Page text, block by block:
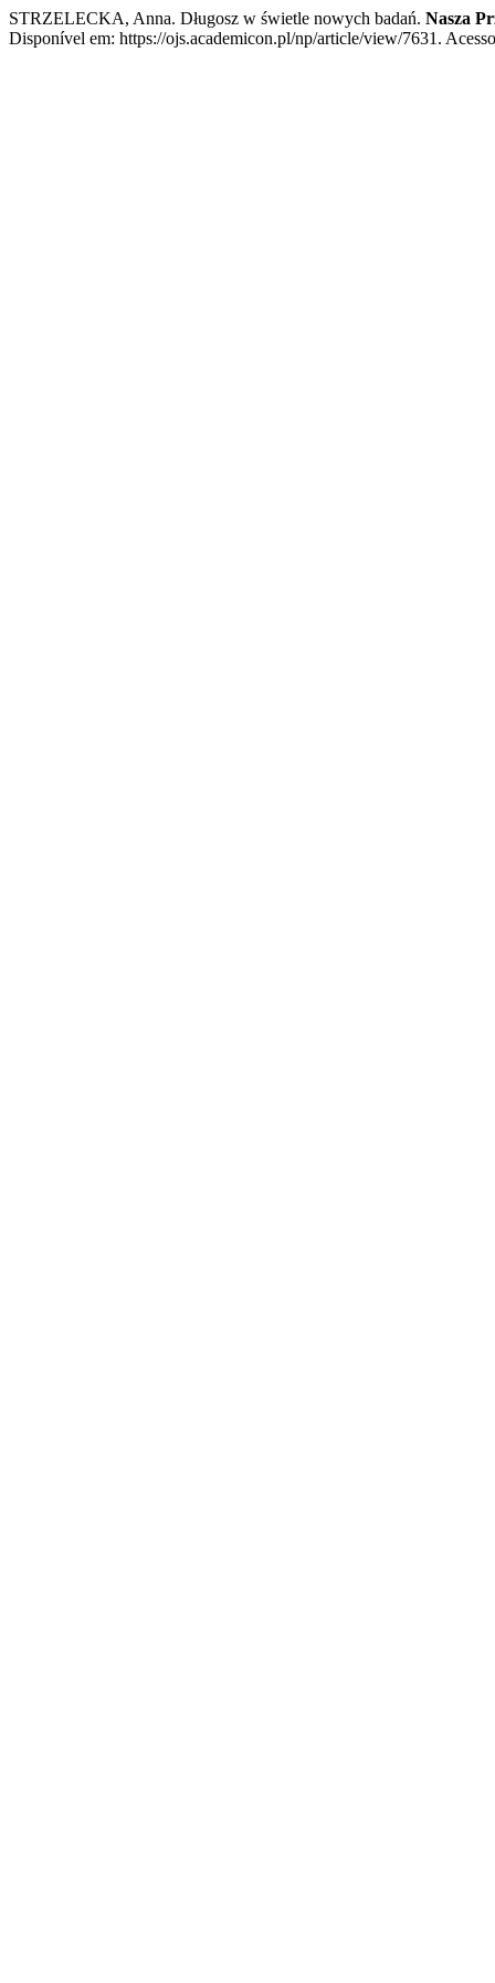
STRZELECKA, Anna. Długosz w świetle nowych badań. Nasza
Disponível em: https://ojs.academicon.pl/np/article/view/7631.